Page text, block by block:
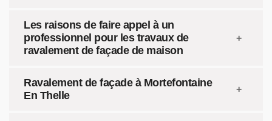
Les raisons de faire appel à un
professionnel pour les travaux de
ravalement de façade de maison
Ravalement de façade à Mortefontaine
En Thelle